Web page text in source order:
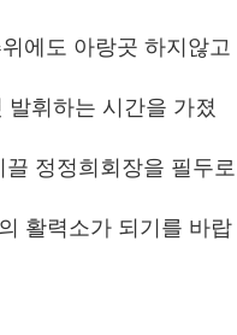
에도 아랑곳 하지않고
휘하는 시간을 가졌
정정희회장을 필두로
활력소가 되기를 바랍